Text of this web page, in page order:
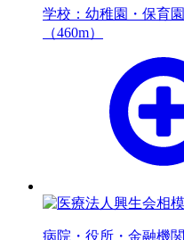
学校：幼稚園・保育園
（460m）
病院・役所・金融機関